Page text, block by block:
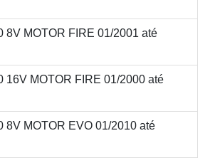
8V MOTOR FIRE 01/2001 até
16V MOTOR FIRE 01/2000 até
8V MOTOR EVO 01/2010 até